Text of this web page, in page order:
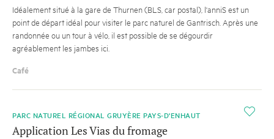
Idéalement situé à la gare de Thurnen (BLS, car postal), l'anniS est un
point de départ idéal pour visiter le parc naturel de Gantrisch. Après une
randonnée ou un tour à vélo, il est possible de se dégourdir
agréablement les jambes ici.
Café
i
PARC NATUREL RÉGIONAL GRUYÈRE PAYS-D'ENHAUT
Application Les Vias du fromage